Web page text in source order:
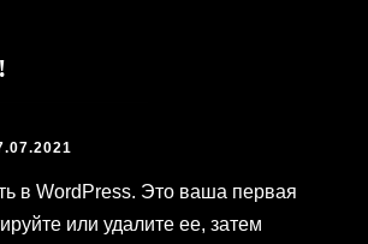
в WordPress. Это ваша первая
или удалите ее, затем